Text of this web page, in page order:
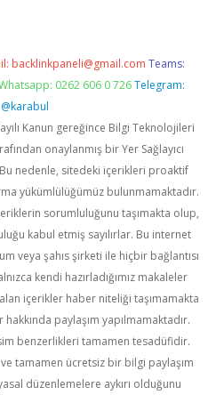
backlinkpaneli@gmail.com Teams:
0262 606 0 726 Telegram:
@karabul
Kanun gereğince Bilgi Teknolojileri
onaylanmış bir Yer Sağlayıcı
nedenle, sitedeki içerikleri proaktif
yükümlülüğümüz bulunmamaktadır.
sorumluluğunu taşımakta olup,
kabul etmiş sayılırlar. Bu internet
veya şahıs şirketi ile hiçbir bağlantısı
kendi hazırladığımız makaleler
içerikler haber niteliği taşımamakta
paylaşım yapılmamaktadır.
benzerlikleri tamamen tesadüfidir.
tamamen ücretsiz bir bilgi paylaşım
düzenlemelere aykırı olduğunu